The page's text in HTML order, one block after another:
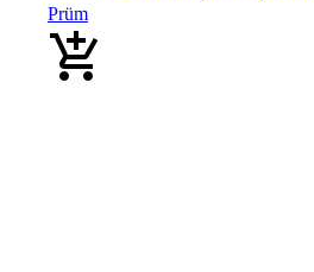
Prüm